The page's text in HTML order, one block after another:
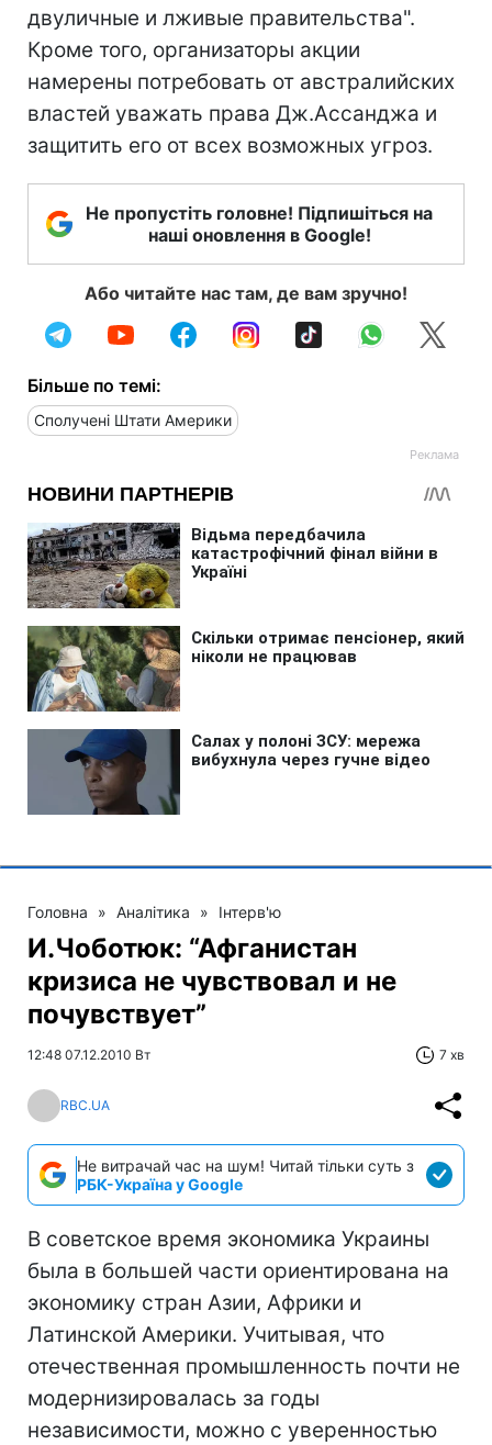
двуличные и лживые правительства".
Кроме того, организаторы акции
намерены потребовать от австралийских
властей уважать права Дж.Ассанджа и
защитить его от всех возможных угроз.
Не пропустіть головне! Підпишіться на
наші оновлення в Google!
Або читайте нас там, де вам зручно!
Більше по темі:
Сполучені Штати Америки
Головна » Аналітика » Інтерв'ю
И.Чоботюк: “Афганистан
кризиса не чувствовал и не
почувствует”
12:48 07.12.2010 Вт 7 хв
RBC.UA
Не витрачай час на шум! Читай тільки суть з
РБК-Україна у Google
В советское время экономика Украины
была в большей части ориентирована на
экономику стран Азии, Африки и
Латинской Америки. Учитывая, что
отечественная промышленность почти не
модернизировалась за годы
независимости, можно с уверенностью